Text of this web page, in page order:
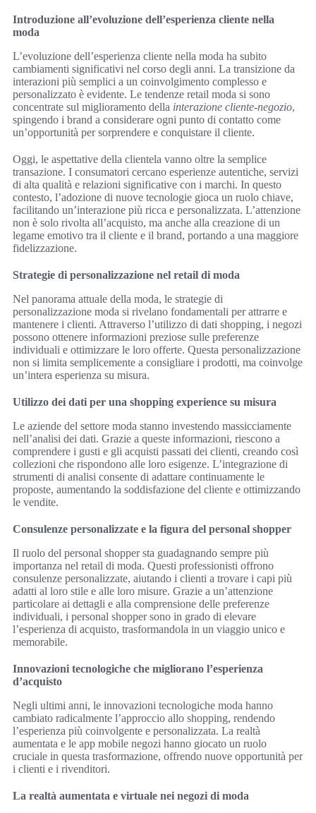
Introduzione all’evoluzione dell’esperienza cliente nella
moda
L’evoluzione dell’esperienza cliente nella moda ha subito
cambiamenti significativi nel corso degli anni. La transizione da
interazioni più semplici a un coinvolgimento complesso e
personalizzato è evidente. Le tendenze retail moda si sono
concentrate sul miglioramento della interazione cliente-negozio,
spingendo i brand a considerare ogni punto di contatto come
un’opportunità per sorprendere e conquistare il cliente.
Oggi, le aspettative della clientela vanno oltre la semplice
transazione. I consumatori cercano esperienze autentiche, servizi
di alta qualità e relazioni significative con i marchi. In questo
contesto, l’adozione di nuove tecnologie gioca un ruolo chiave,
facilitando un’interazione più ricca e personalizzata. L’attenzione
non è solo rivolta all’acquisto, ma anche alla creazione di un
legame emotivo tra il cliente e il brand, portando a una maggiore
fidelizzazione.
Strategie di personalizzazione nel retail di moda
Nel panorama attuale della moda, le strategie di
personalizzazione moda si rivelano fondamentali per attrarre e
mantenere i clienti. Attraverso l’utilizzo di dati shopping, i negozi
possono ottenere informazioni preziose sulle preferenze
individuali e ottimizzare le loro offerte. Questa personalizzazione
non si limita semplicemente a consigliare i prodotti, ma coinvolge
un’intera esperienza su misura.
Utilizzo dei dati per una shopping experience su misura
Le aziende del settore moda stanno investendo massicciamente
nell’analisi dei dati. Grazie a queste informazioni, riescono a
comprendere i gusti e gli acquisti passati dei clienti, creando così
collezioni che rispondono alle loro esigenze. L’integrazione di
strumenti di analisi consente di adattare continuamente le
proposte, aumentando la soddisfazione del cliente e ottimizzando
le vendite.
Consulenze personalizzate e la figura del personal shopper
Il ruolo del personal shopper sta guadagnando sempre più
importanza nel retail di moda. Questi professionisti offrono
consulenze personalizzate, aiutando i clienti a trovare i capi più
adatti al loro stile e alle loro misure. Grazie a un’attenzione
particolare ai dettagli e alla comprensione delle preferenze
individuali, i personal shopper sono in grado di elevare
l’esperienza di acquisto, trasformandola in un viaggio unico e
memorabile.
Innovazioni tecnologiche che migliorano l’esperienza
d’acquisto
Negli ultimi anni, le innovazioni tecnologiche moda hanno
cambiato radicalmente l’approccio allo shopping, rendendo
l’esperienza più coinvolgente e personalizzata. La realtà
aumentata e le app mobile negozi hanno giocato un ruolo
cruciale in questa trasformazione, offrendo nuove opportunità per
i clienti e i rivenditori.
La realtà aumentata e virtuale nei negozi di moda